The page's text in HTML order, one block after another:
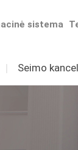
sistema
I Seimo